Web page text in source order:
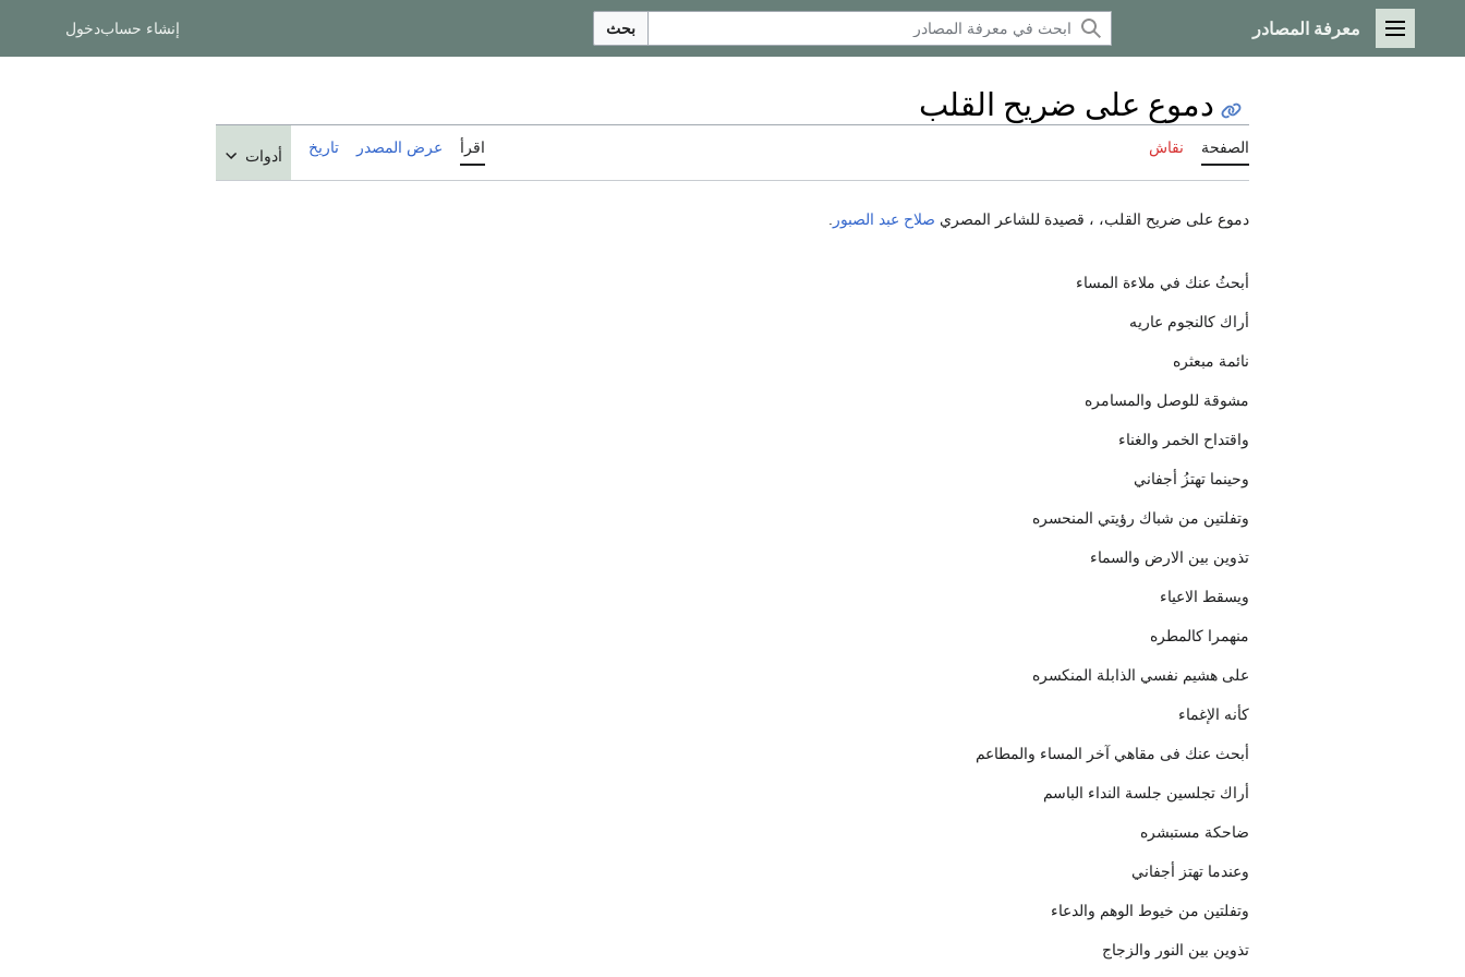
القائمة الرئيسية
معرفة المصادر بحث إنشاء حسابدخول
دموع على ضريح القلب
الصفحة نقاش اقرأ عرض المصدر تاريخ أدوات
دموع على ضريح القلب، ، قصيدة للشاعر المصري صلاح عبد الصبور
أبحثُ عنك في ملاءة المساء
أراك كالنجوم عاريه
نائمة مبعثره
مشوقة للوصل والمسامره
واقتداح الخمر والغناء
وحينما تهتزُ أجفاني
وتفلتين من شباك رؤيتي المنحسره
تذوين بين الارض والسماء
ويسقط الاعياء
منهمرا كالمطره
على هشيم نفسي الذابلة المنكسره
كأنه الإغماء
أبحث عنك فى مقاهي آخر المساء والمطاعم
أراك تجلسين جلسة النداء الباسم
ضاحكة مستبشره
وعندما تهتز أجفاني
وتفلتين من خيوط الوهم والدعاء
تذوين بين النور والزجاج